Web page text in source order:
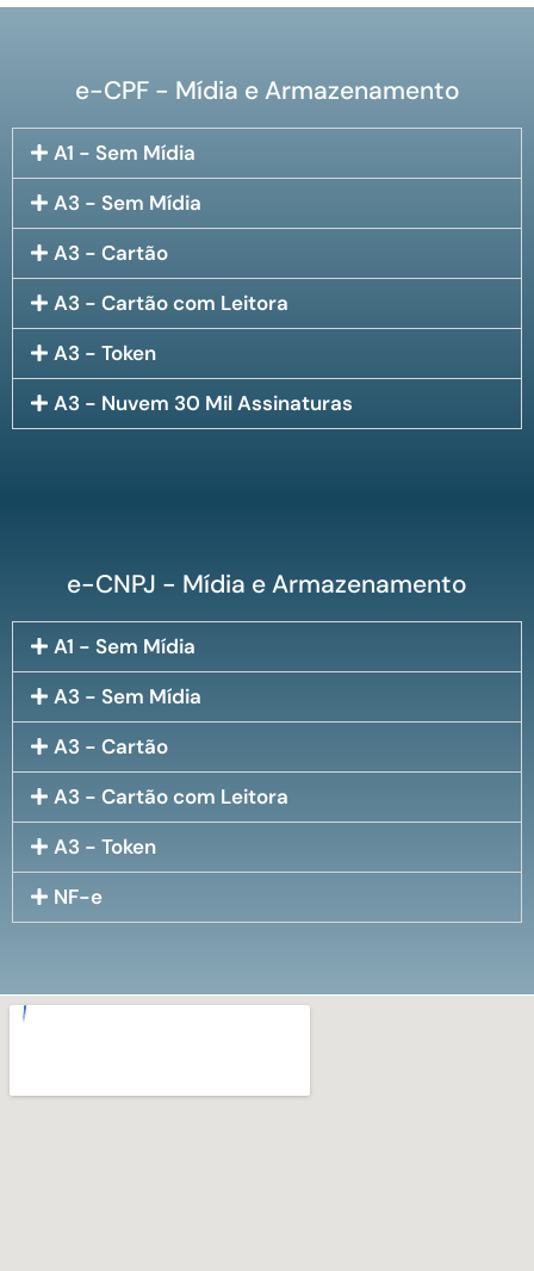
e-CPF - Mídia e Armazenamento
A1 - Sem Mídia
A3 - Sem Mídia
A3 - Cartão
A3 - Cartão com Leitora
A3 - Token
A3 - Nuvem 30 Mil Assinaturas
e-CNPJ - Mídia e Armazenamento
A1 - Sem Mídia
A3 - Sem Mídia
A3 - Cartão
A3 - Cartão com Leitora
A3 - Token
NF-e